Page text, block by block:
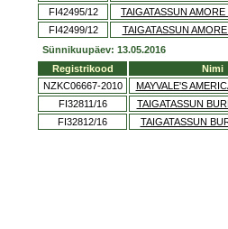
FI42495/12
TAIGATASSUN
FI42499/12
TAIGATASSUN
Sünnikuupäev: 13.05.2016
Registrikood
Nimi
NZKC06667-2010
MAYVALE'S
FI32811/16
TAIGATASSUN
FI32812/16
TAIGATASSUN